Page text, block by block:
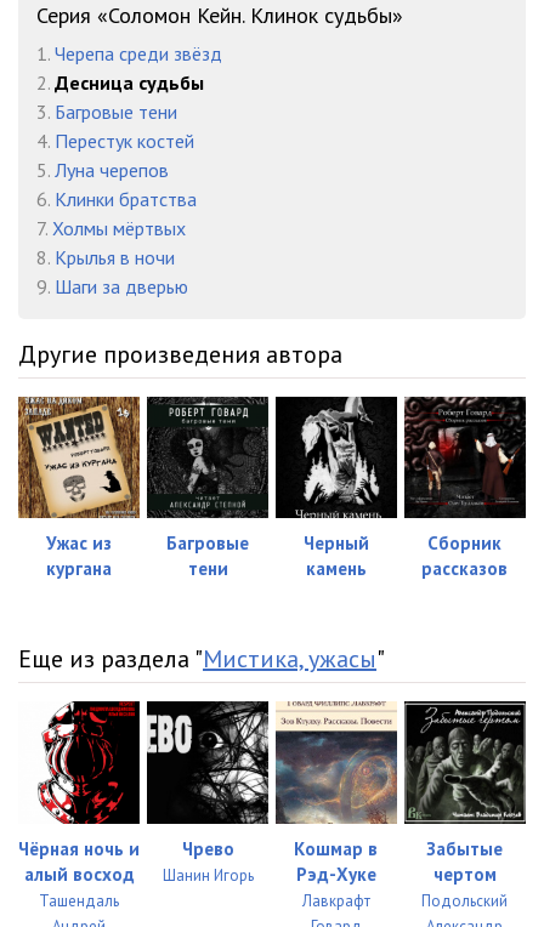
Серия «Соломон Кейн. Клинок судьбы»
1. Черепа среди звёзд
2. Десница судьбы
3. Багровые тени
4. Перестук костей
5. Луна черепов
6. Клинки братства
7. Холмы мёртвых
8. Крылья в ночи
9. Шаги за дверью
Другие произведения автора
Ужас из
кургана
Багровые
тени
Черный
камень
Сборник
рассказов
Еще из раздела "Мистика, ужасы"
Чёрная ночь и
алый восход
Ташендаль
Чрево
Шанин Игорь
Кошмар в
Рэд-Хуке
Лавкрафт
Забытые
чертом
Подольский